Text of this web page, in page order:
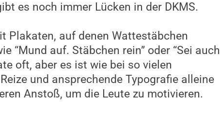
es noch immer Lücken in der DKMS.
Plakaten, auf denen Wattestäbchen
“Mund auf. Stäbchen rein” oder “Sei auch
oft, aber es ist wie bei so vielen
und ansprechende Typografie alleine
Anstoß, um die Leute zu motivieren.